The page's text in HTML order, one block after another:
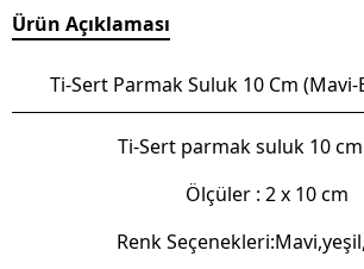
Ürün Açıklaması
Ti-Sert Parmak Suluk 10 Cm (Mavi-
Ti-Sert parmak suluk 10
Ölçüler : 2 x 10 cm
Renk